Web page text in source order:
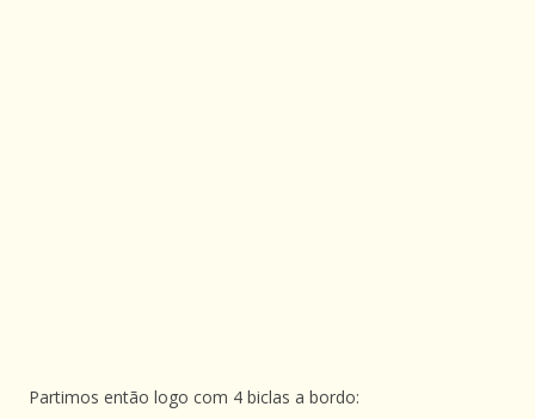
Partimos então logo com 4 biclas a bordo: